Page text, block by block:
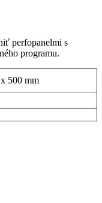
perfopanelmi s
programu.
500 mm